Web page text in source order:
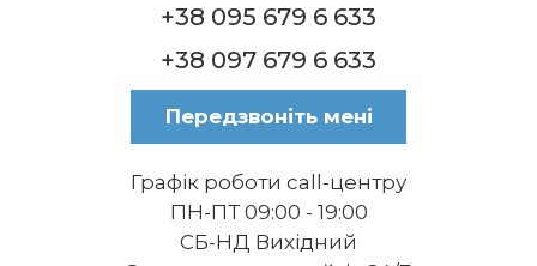
+38 095 679 6 633
+38 097 679 6 633
Передзвоніть мені
Графік роботи call-центру
ПН-ПТ 09:00 - 19:00
СБ-НД Вихідний